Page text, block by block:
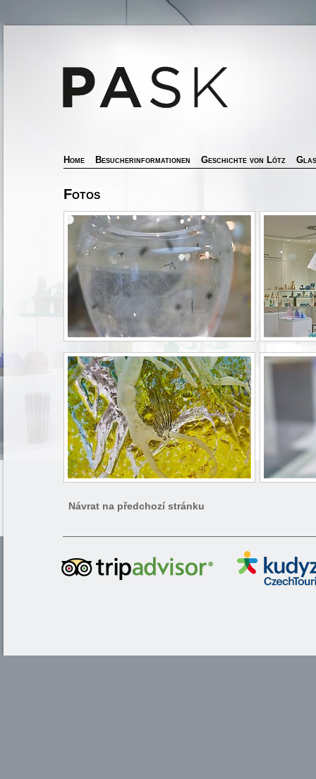
Home Besucherinformationen Geschichte von Lötz
Fotos
Návrat na předchozí stránku